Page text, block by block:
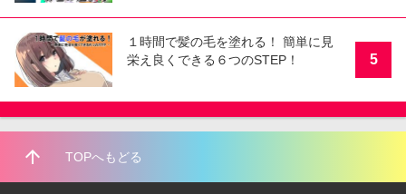
１時間で髪の毛を塗れる！ 簡単に見
栄え良くできる６つのSTEP！
5
arrow_upward TOPへもどる